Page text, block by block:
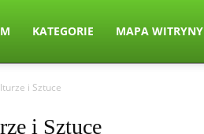
KATEGORIE MAPA WITRYNY
i Sztuce
i Sztuce